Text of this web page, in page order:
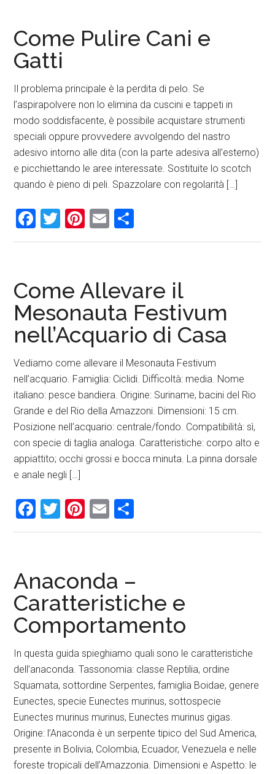
Come Pulire Cani e
Gatti
Il problema principale è la perdita di pelo. Se
l’aspirapolvere non lo elimina da cuscini e tappeti in
modo soddisfacente, è possibile acquistare strumenti
speciali oppure provvedere avvolgendo del nastro
adesivo intorno alle dita (con la parte adesiva all’esterno)
e picchiettando le aree interessate. Sostituite lo scotch
quando è pieno di peli. Spazzolare con regolarità […]
Facebook
Twitter
Pinterest
Email
Come Allevare il
Mesonauta Festivum
nell’Acquario di Casa
Vediamo come allevare il Mesonauta Festivum
nell’acquario. Famiglia: Ciclidi. Difficoltà: media. Nome
italiano: pesce bandiera. Origine: Suriname, bacini del Rio
Grande e del Rio della Amazzoni. Dimensioni: 15 cm.
Posizione nell’acquario: centrale/fondo. Compatibilità: sì,
con specie di taglia analoga. Caratteristiche: corpo alto e
appiattito; occhi grossi e bocca minuta. La pinna dorsale
e anale negli […]
Facebook
Twitter
Pinterest
Email
Anaconda –
Caratteristiche e
Comportamento
In questa guida spieghiamo quali sono le caratteristiche
dell’anaconda. Tassonomia: classe Reptilia, ordine
Squamata, sottordine Serpentes, famiglia Boidae, genere
Eunectes, specie Eunectes murinus, sottospecie
Eunectes murinus murinus, Eunectes murinus gigas.
Origine: l’Anaconda è un serpente tipico del Sud America,
presente in Bolivia, Colombia, Ecuador, Venezuela e nelle
foreste tropicali dell’Amazzonia. Dimensioni e Aspetto: le